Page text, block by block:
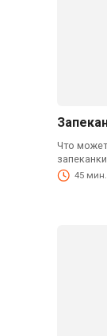
Что
запеканки
45 мин.